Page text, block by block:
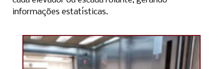
informações estatísticas.